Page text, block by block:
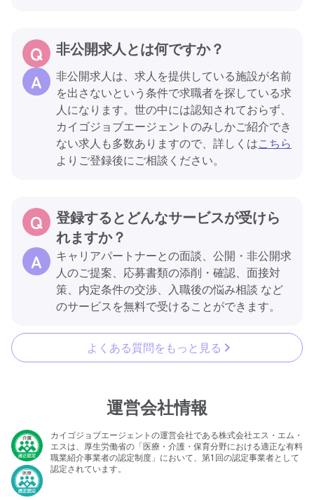
非公開求人とは何ですか？
非公開求人は、求人を提供している施設が名前
を出さないという条件で求職者を探している求
人になります。世の中には認知されておらず、
カイゴジョブエージェントのみしかご紹介でき
ない求人も多数ありますので、詳しくはこちら
よりご登録後にご相談ください。
登録するとどんなサービスが受けら
れますか？
キャリアパートナーとの面談、公開・非公開求
人のご提案、応募書類の添削・確認、面接対
策、内定条件の交渉、入職後の悩み相談 など
のサービスを無料で受けることができます。
よくある質問をもっと見る
運営会社情報
カイゴジョブエージェントの運営会社である株式会社エス・エム・
エスは、厚生労働省の「医療・介護・保育分野における適正な有料
職業紹介事業者の認定制度」において、第1回の認定事業者として
認定されています。